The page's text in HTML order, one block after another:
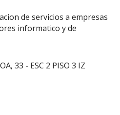
de servicios a empresas
informatico y de
33 - ESC 2 PISO 3 IZ